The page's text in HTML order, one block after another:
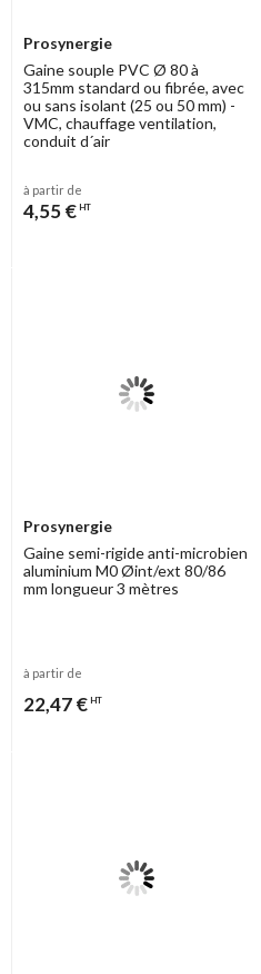
Prosynergie
Gaine souple PVC Ø 80 à
315mm standard ou fibrée, avec
ou sans isolant (25 ou 50 mm) -
VMC, chauffage ventilation,
conduit d´air
à partir de
4,55 € HT
Prosynergie
Gaine semi-rigide anti-microbien
aluminium M0 Øint/ext 80/86
mm longueur 3 mètres
à partir de
22,47 € HT